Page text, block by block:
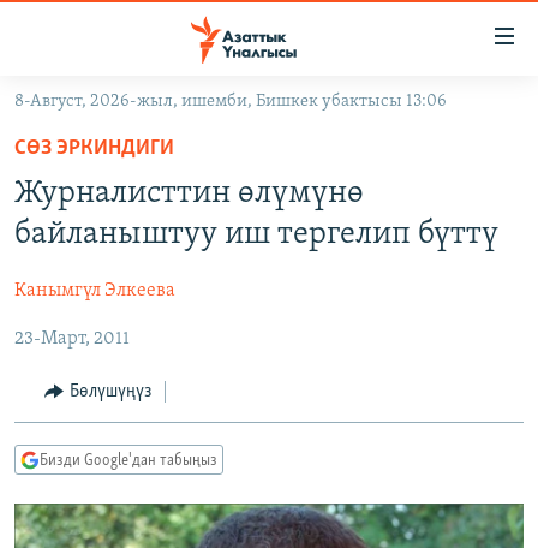
Навигацияга
өтүңүз
Издөөгө
салыңызКЫРГЫЗСТАН
ЭКОНОМИКА
МАДАНИЯТ
ДҮЙНӨ
БОРБОР АЗИЯ
АТАЙЫН ИЛИКТӨӨ
ТВ ПРОГРАММАЛАР
БҮГҮН АЗАТТЫКТА
БИЗ ЖАНА ДҮЙНӨ
ДАНИСТЕ
ПОДКАСТ
ӨЗГӨЧӨ ПИКИР
8-Август, 2026-жыл, ишемби, Бишкек убактысы 13:06
СӨЗ ЭРКИНДИГИ
Журналисттин өлүмүнө
байланыштуу иш тергелип бүттү
Канымгүл Элкеева
23-Март, 2011
Бөлүшүңүз
Бизди Google'дан табыңыз